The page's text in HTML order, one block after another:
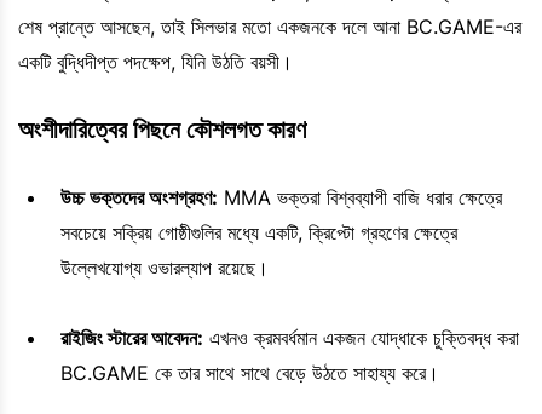
শেষ প্রান্তে আসছেন, তাই সিলভার মতো একজনকে দলে আনা BC.GAME-এর
একটি বুদ্ধিদীপ্ত পদক্ষেপ, যিনি উঠতি বয়সী।
অংশীদারিত্বের পিছনে কৌশলগত কারণ
উচ্চ ভক্তদের অংশগ্রহণ: MMA ভক্তরা বিশ্বব্যাপী বাজি ধরার ক্ষেত্রে
সবচেয়ে সক্রিয় গোষ্ঠীগুলির মধ্যে একটি, ক্রিপ্টো গ্রহণের ক্ষেত্রে
উল্লেখযোগ্য ওভারল্যাপ রয়েছে।
রাইজিং স্টারের আবেদন: এখনও ক্রমবর্ধমান একজন যোদ্ধাকে চুক্তিবদ্ধ করা
BC.GAME কে তার সাথে সাথে বেড়ে উঠতে সাহায্য করে।